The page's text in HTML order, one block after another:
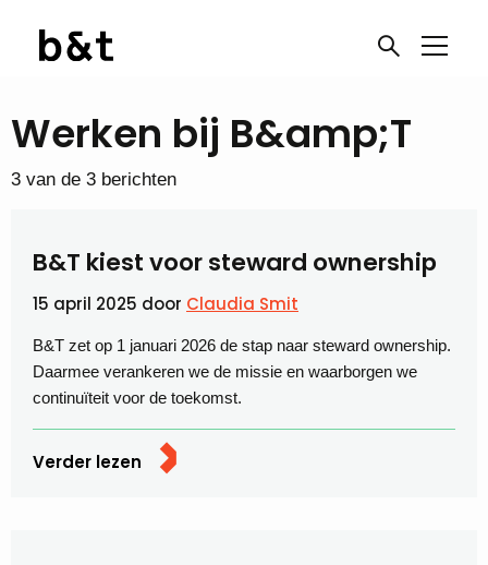
Werken bij B&amp;T
3 van de 3 berichten
B&T kiest voor steward ownership
15 april 2025 door Claudia Smit
B&T zet op 1 januari 2026 de stap naar steward ownership.
Daarmee verankeren we de missie en waarborgen we
continuïteit voor de toekomst.
Verder lezen